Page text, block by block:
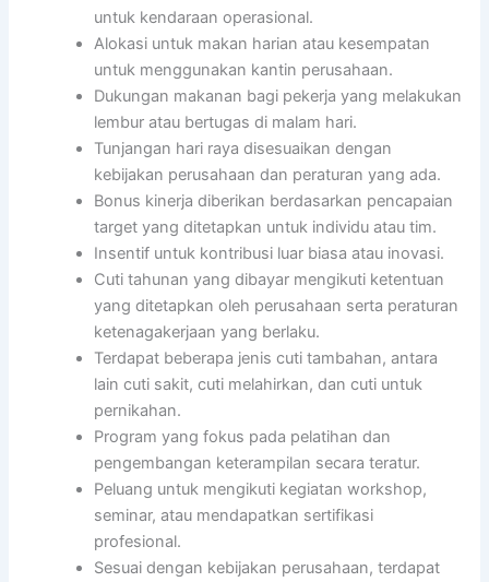
untuk kendaraan operasional.
Alokasi untuk makan harian atau kesempatan
untuk menggunakan kantin perusahaan.
Dukungan makanan bagi pekerja yang melakukan
lembur atau bertugas di malam hari.
Tunjangan hari raya disesuaikan dengan
kebijakan perusahaan dan peraturan yang ada.
Bonus kinerja diberikan berdasarkan pencapaian
target yang ditetapkan untuk individu atau tim.
Insentif untuk kontribusi luar biasa atau inovasi.
Cuti tahunan yang dibayar mengikuti ketentuan
yang ditetapkan oleh perusahaan serta peraturan
ketenagakerjaan yang berlaku.
Terdapat beberapa jenis cuti tambahan, antara
lain cuti sakit, cuti melahirkan, dan cuti untuk
pernikahan.
Program yang fokus pada pelatihan dan
pengembangan keterampilan secara teratur.
Peluang untuk mengikuti kegiatan workshop,
seminar, atau mendapatkan sertifikasi
profesional.
Sesuai dengan kebijakan perusahaan, terdapat